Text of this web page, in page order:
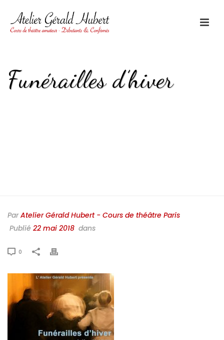
Funérailles d’hiver
ParAtelier Gérald Hubert - Cours de théâtre Paris
Publié 22 mai 2018 dans
0